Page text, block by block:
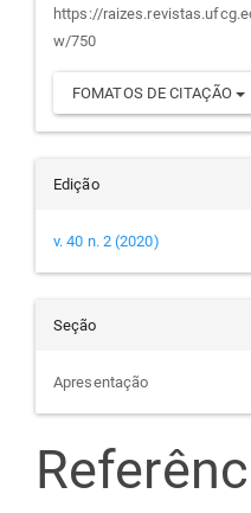
https://
w/750
FOMATOS DE CITAÇÃO
Edição
v. 40 n. 2 (2020)
Seção
Apresentação